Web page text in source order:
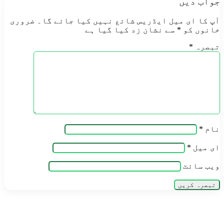
آپ کا ای میل ایڈریس شائع نہیں کیا جائے گا۔
ضروری
خانوں کو * سے نشان زد کیا گیا ہے
تبصرہ *
نام *
ای میل *
ویب‌ سائٹ